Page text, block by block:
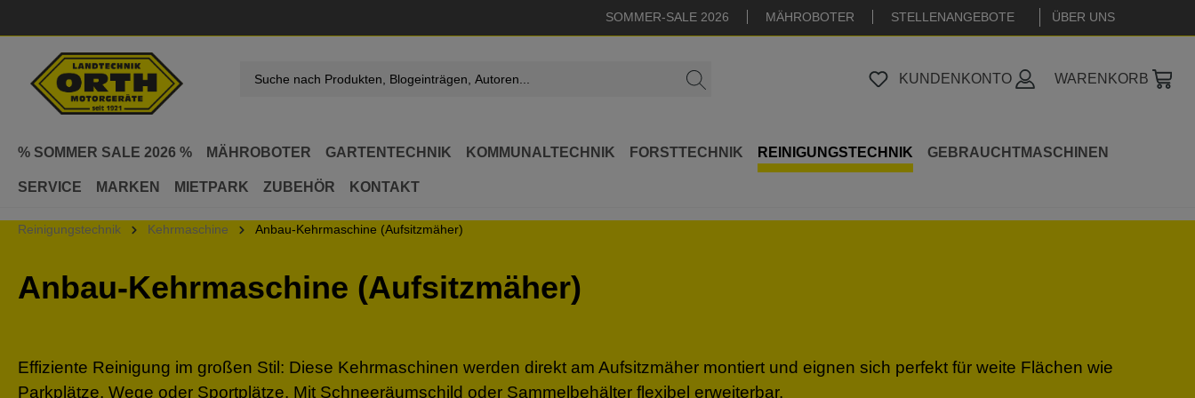
SOMMER-SALE 2026 MÄHROBOTER STELLENANGEBOTE ÜBER UNS
KUNDENKONTO WARENKORB
% SOMMER SALE 2026 % MÄHROBOTER GARTENTECHNIK KOMMUNALTECHNIK FORSTTECHNIK REINIGUNGSTECHNIK GEBRAUCHTMASCHINEN
SERVICE MARKEN MIETPARK ZUBEHÖR KONTAKT
Reinigungstechnik Kehrmaschine Anbau-Kehrmaschine (Aufsitzmäher)
Anbau-Kehrmaschine (Aufsitzmäher)
Effiziente Reinigung im großen Stil: Diese Kehrmaschinen werden direkt am Aufsitzmäher montiert und eignen sich perfekt für weite Flächen wie
Parkplätze, Wege oder Sportplätze. Mit Schneeräumschild oder Sammelbehälter flexibel erweiterbar.